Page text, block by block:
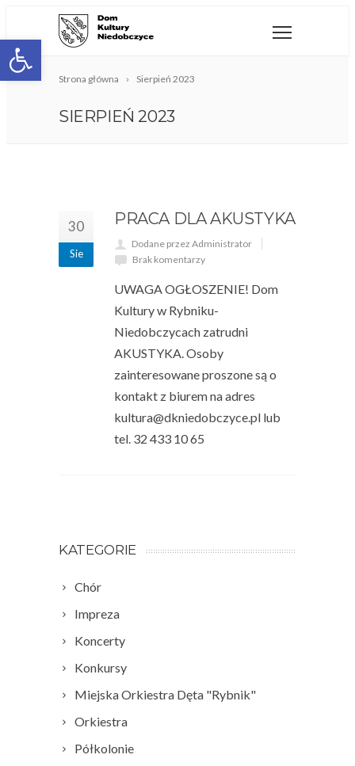
Open toolbar
Strona główna Sierpień 2023
SIERPIEŃ 2023
30
Sie
PRACA DLA AKUSTYKA
Dodane przez Administrator
Brak komentarzy
UWAGA OGŁOSZENIE! Dom
Kultury w Rybniku-
Niedobczycach zatrudni
AKUSTYKA. Osoby
zainteresowane proszone są o
kontakt z biurem na adres
kultura@dkniedobczyce.pl lub
tel. 32 433 10 65
KATEGORIE
Chór
Impreza
Koncerty
Konkursy
Miejska Orkiestra Dęta "Rybnik"
Orkiestra
Półkolonie